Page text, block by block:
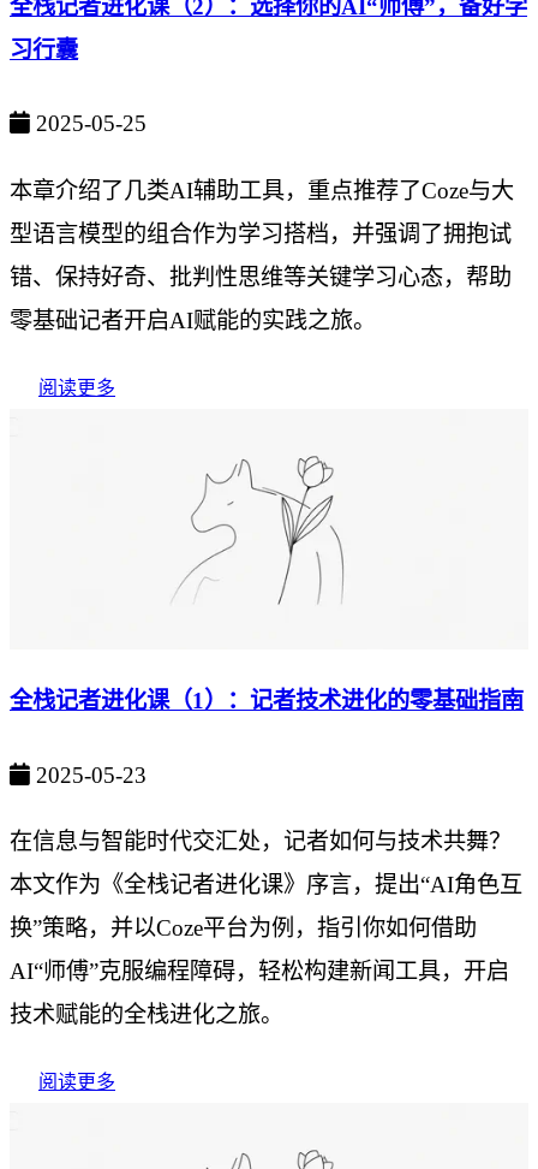
全栈记者进化课（2）：选择你的AI“师傅”，备好学
习行囊
2025-05-25
本章介绍了几类AI辅助工具，重点推荐了Coze与大
型语言模型的组合作为学习搭档，并强调了拥抱试
错、保持好奇、批判性思维等关键学习心态，帮助
零基础记者开启AI赋能的实践之旅。
阅读更多
全栈记者进化课（1）：记者技术进化的零基础指南
2025-05-23
在信息与智能时代交汇处，记者如何与技术共舞？
本文作为《全栈记者进化课》序言，提出“AI角色互
换”策略，并以Coze平台为例，指引你如何借助
AI“师傅”克服编程障碍，轻松构建新闻工具，开启
技术赋能的全栈进化之旅。
阅读更多